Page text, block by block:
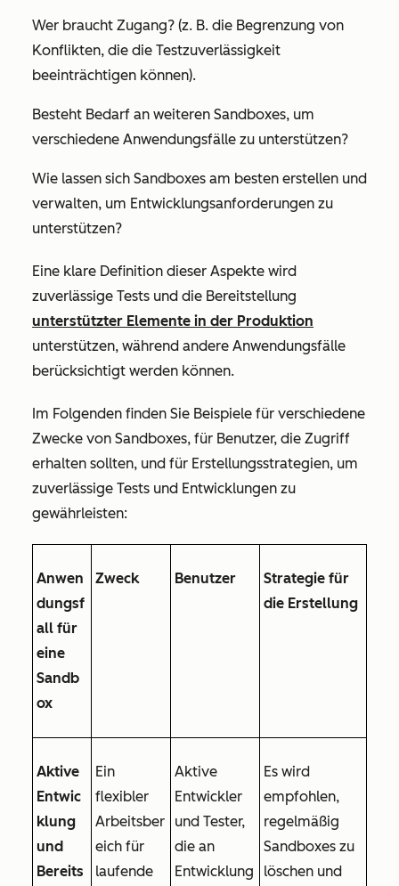
Wer braucht Zugang? (z. B. die Begrenzung von
Konflikten, die die Testzuverlässigkeit
beeinträchtigen können).
Besteht Bedarf an weiteren Sandboxes, um
verschiedene Anwendungsfälle zu unterstützen?
Wie lassen sich Sandboxes am besten erstellen und
verwalten, um Entwicklungsanforderungen zu
unterstützen?
Eine klare Definition dieser Aspekte wird
zuverlässige Tests und die Bereitstellung
unterstützter Elemente in der Produktion
unterstützen, während andere Anwendungsfälle
berücksichtigt werden können.
Im Folgenden finden Sie Beispiele für verschiedene
Zwecke von Sandboxes, für Benutzer, die Zugriff
erhalten sollten, und für Erstellungsstrategien, um
zuverlässige Tests und Entwicklungen zu
gewährleisten:
Anwen
dungsf
all für
eine
Sandb
ox
Zweck Benutzer
Strategie für
die Erstellung
Aktive
Entwic
klung
und
Bereits
Ein
flexibler
Arbeitsber
eich für
laufende
Aktive
Entwickler
und Tester,
die an
Entwicklung
Es wird
empfohlen,
regelmäßig
Sandboxes zu
löschen und